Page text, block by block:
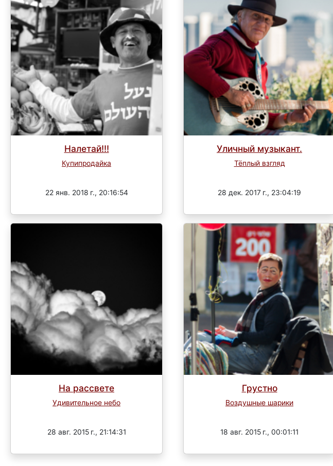
Налетай!!!
Купипродайка
22 янв. 2018 г., 20:16:54
Уличный музыкант.
Тёплый взгляд
28 дек. 2017 г., 23:04:19
На рассвете
Удивительное небо
28 авг. 2015 г., 21:14:31
Грустно
Воздушные шарики
18 авг. 2015 г., 00:01:11